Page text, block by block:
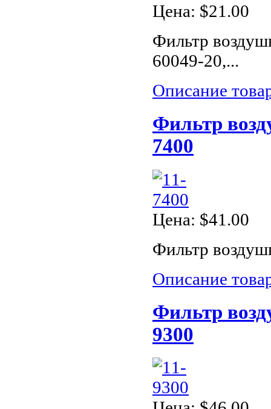
Цена: $21.00
Фильтр
60049-20,...
Описание
Фильтр
7400
Цена: $41.00
Фильтр
Описание
Фильтр
9300